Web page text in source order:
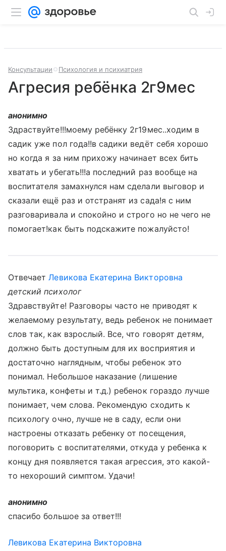
Консультации Психология и психиатрия
Агресия ребёнка 2г9мес
анонимно
Здраствуйте!!!моему ребёнку 2г19мес..ходим в
садик уже пол года!!в садики ведёт себя хорошо
но когда я за ним прихожу начинает всех бить
хватать и убегать!!!а последний раз вообще на
воспитателя замахнулся нам сделали выговор и
сказали ещё раз и отстранят из сада!я с ним
разговаривала и спокойно и строго но не чего не
помогает!как быть подскажите пожалуйсто!
ОтвечаетЛевикова Екатерина Викторовна
детский психолог
Здравствуйте! Разговоры часто не приводят к
желаемому результату, ведь ребенок не понимает
слов так, как взрослый. Все, что говорят детям,
должно быть доступным для их восприятия и
достаточно наглядным, чтобы ребенок это
понимал. Небольшое наказание (лишение
мультика, конфеты и т.д.) ребенок гораздо лучше
понимает, чем слова. Рекомендую сходить к
психологу очно, лучше не в саду, если они
настроены отказать ребенку от посещения,
поговорить с воспитателями, откуда у ребенка к
концу дня появляется такая агрессия, это какой-
то нехороший симптом. Удачи!
анонимно
спасибо большое за ответ!!!
Левикова Екатерина Викторовна